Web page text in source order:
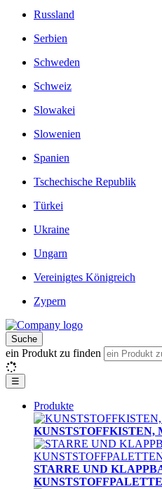
Russland
Serbien
Schweden
Schweiz
Slowakei
Slowenien
Spanien
Tschechische Republik
Türkei
Ukraine
Ungarn
Vereinigtes Königreich
Zypern
Suche
ein Produkt zu finden
☰
Produkte
KUNSTSTOFFKISTEN,
STARRE UND